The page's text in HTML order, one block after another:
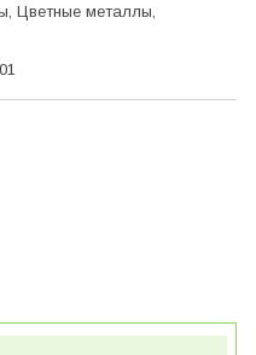
Цветные металлы,